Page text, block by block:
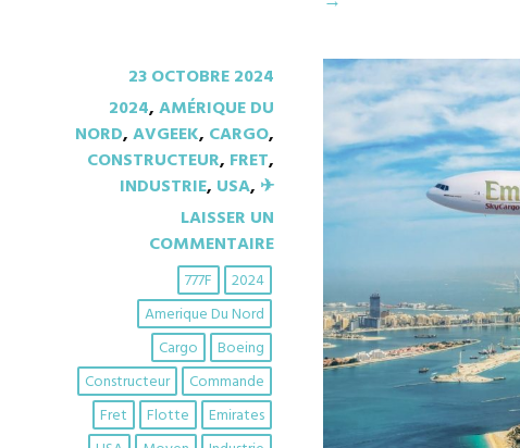
23 OCTOBRE 2024
2024,AMÉRIQUE DU
NORD,AVGEEK, CARGO,
CONSTRUCTEUR, FRET,
INDUSTRIE, USA, ✈︎
LAISSER UN
COMMENTAIRE
2024
777F
Amerique Du Nord
Boeing
Cargo
Commande
Constructeur
Emirates
Flotte
Fret